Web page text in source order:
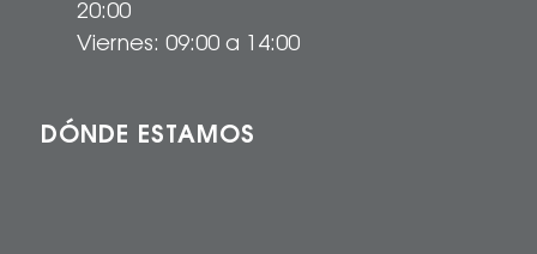
20:00
Viernes: 09:00 a 14:00
DÓNDE ESTAMOS